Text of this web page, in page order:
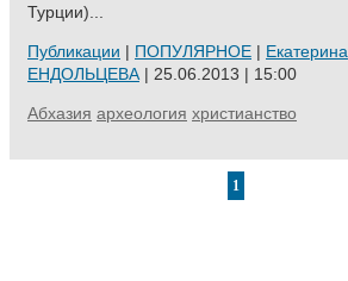
Турции)...
Публикации | ПОПУЛЯРНОЕ | Екатерина
ЕНДОЛЬЦЕВА | 25.06.2013 | 15:00
Абхазия археология христианство
1